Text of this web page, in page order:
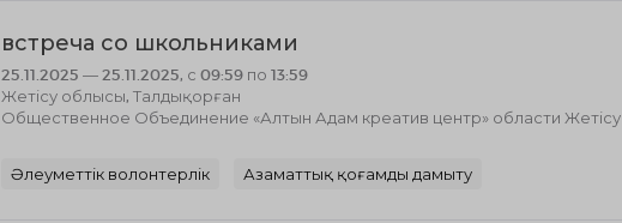
встреча со школьниками
25.11.2025 — 25.11.2025, с 09:59 по 13:59
Жетісу облысы, Талдықорған
Общественное Объединение «Алтын Адам креатив центр» области Жетісу
Әлеуметтік волонтерлік Азаматтық қоғамды дамыту